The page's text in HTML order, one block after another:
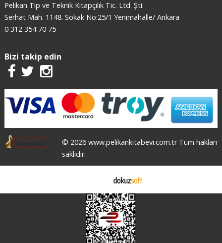
Pelikan Tıp ve Teknik Kitapçılık Tic. Ltd. Şti.
Serhat Mah. 1148. Sokak No:25/1 Yenimahalle/ Ankara
0 312 354 70 75
Bizi takip edin
© 2026 www.pelikankitabevi.com.tr Tüm hakları
saklıdır.